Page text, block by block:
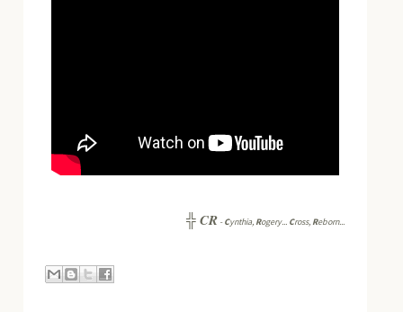
╬CR -Cynthia, Rogery... Cross, Reborn...